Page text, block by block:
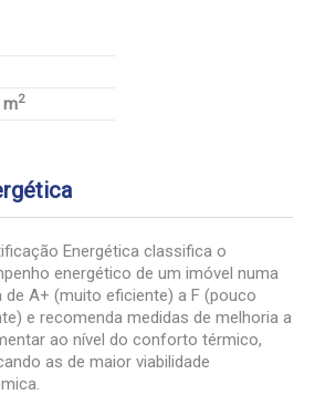
m2
Energética classifica o
energético de um imóvel numa
de A+ (muito eficiente) a F (pouco
e recomenda medidas de melhoria a
ao nível do conforto térmico,
as de maior viabilidade